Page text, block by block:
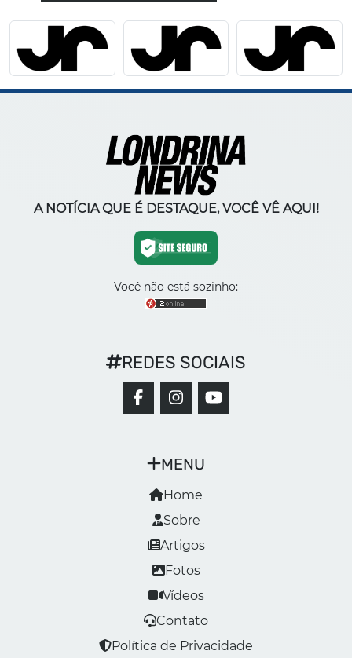
A NOTÍCIA QUE É DESTAQUE, VOCÊ VÊ AQUI!
Você não está sozinho:
MENU
Home
Sobre
Artigos
Fotos
Vídeos
Contato
Política de Privacidade
REDES SOCIAIS